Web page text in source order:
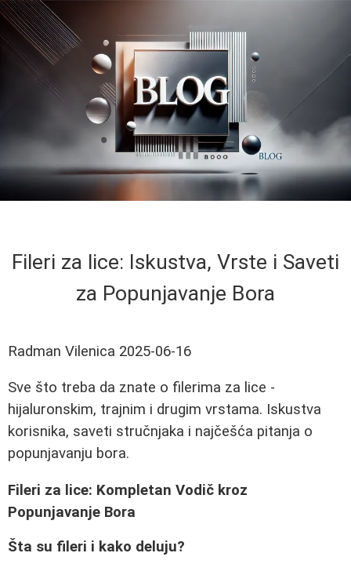
Fileri za lice: Iskustva, Vrste i Saveti
za Popunjavanje Bora
Radman Vilenica 2025-06-16
Sve što treba da znate o filerima za lice -
hijaluronskim, trajnim i drugim vrstama. Iskustva
korisnika, saveti stručnjaka i najčešća pitanja o
popunjavanju bora.
Fileri za lice: Kompletan Vodič kroz
Popunjavanje Bora
Šta su fileri i kako deluju?